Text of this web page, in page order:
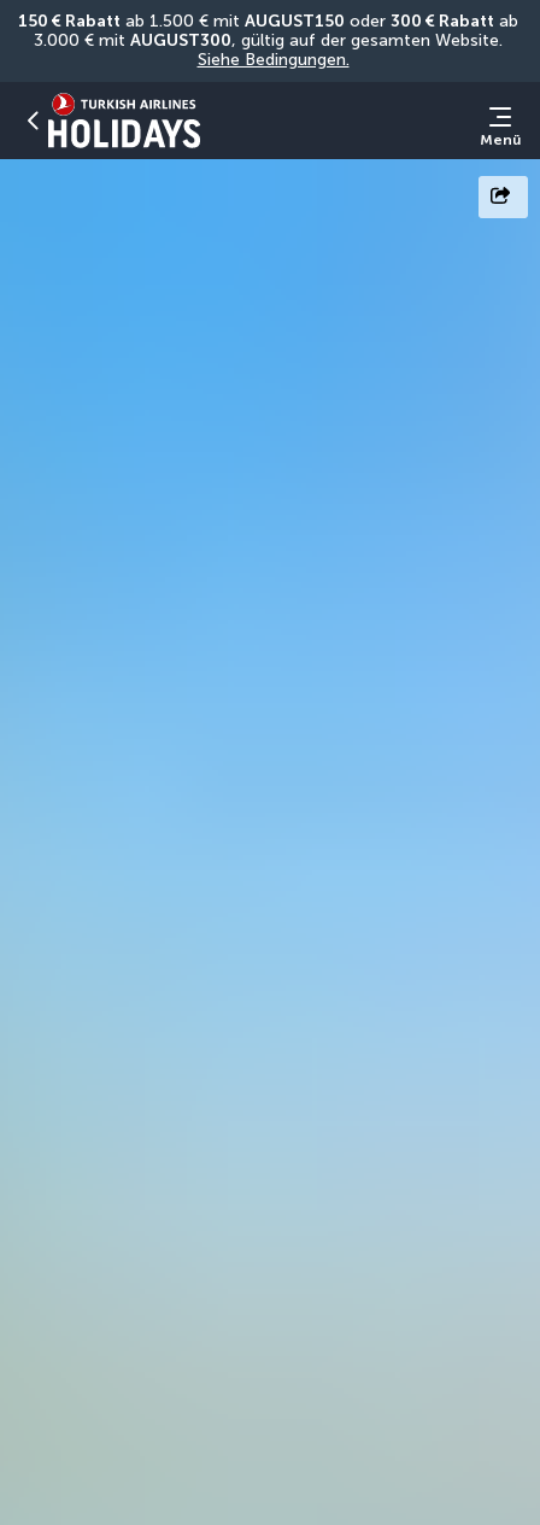
150 € Rabatt ab 1.500 € mit AUGUST150 oder 300 € Rabatt ab
3.000 € mit AUGUST300
Siehe Bedingungen.
Menü